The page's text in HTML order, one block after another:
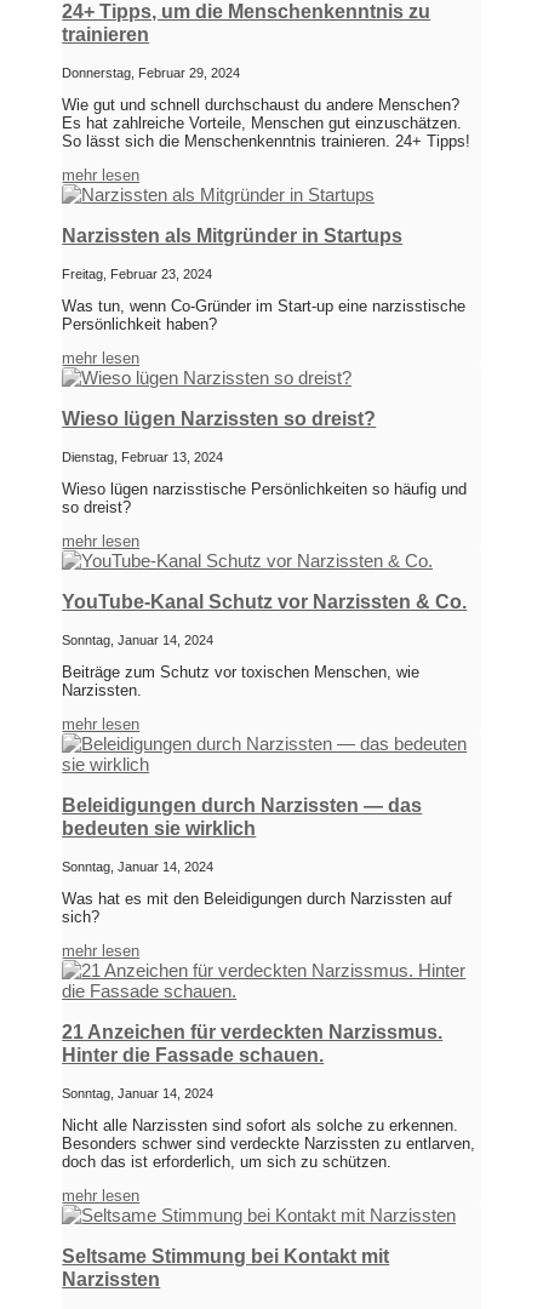
24+ Tipps, um die Menschenkenntnis zu
trainieren
Donnerstag, Februar 29, 2024
Wie gut und schnell durchschaust du andere Menschen?
Es hat zahlreiche Vorteile, Menschen gut einzuschätzen.
So lässt sich die Menschenkenntnis trainieren. 24+ Tipps!
mehr lesen
Narzissten als Mitgründer in Startups
Freitag, Februar 23, 2024
Was tun, wenn Co-Gründer im Start-up eine narzisstische
Persönlichkeit haben?
mehr lesen
Wieso lügen Narzissten so dreist?
Dienstag, Februar 13, 2024
Wieso lügen narzisstische Persönlichkeiten so häufig und
so dreist?
mehr lesen
YouTube-Kanal Schutz vor Narzissten & Co.
Sonntag, Januar 14, 2024
Beiträge zum Schutz vor toxischen Menschen, wie
Narzissten.
mehr lesen
Beleidigungen durch Narzissten — das
bedeuten sie wirklich
Sonntag, Januar 14, 2024
Was hat es mit den Beleidigungen durch Narzissten auf
sich?
mehr lesen
21 Anzeichen für verdeckten Narzissmus.
Hinter die Fassade schauen.
Sonntag, Januar 14, 2024
Nicht alle Narzissten sind sofort als solche zu erkennen.
Besonders schwer sind verdeckte Narzissten zu entlarven,
doch das ist erforderlich, um sich zu schützen.
mehr lesen
Seltsame Stimmung bei Kontakt mit
Narzissten